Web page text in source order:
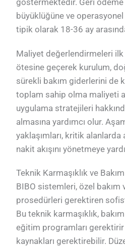
göstermektedir. Geri
büyüklüğüne ve
tipik olarak 18-36 ay
Maliyet değerlendirmeleri ilk
ötesine geçerek kurulum,
sürekli bakım giderlerini de
toplam sahip olma maliyeti
uygulama stratejileri
almasına yardımcı olur.
yaklaşımları, kritik
nakit akışını yönetmeye
Teknik Karmaşıklık ve
BIBO sistemleri, özel bakım
prosedürleri gerektiren
Bu teknik karmaşıklık,
eğitim programları
kaynakları gerektirebilir.